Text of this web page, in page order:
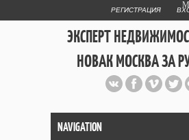
РЕГИСТРАЦИЯ
ЭКСПЕРТ
НОВАК МОСКВА ЗА
Публичный сайт
web дизайнера+7 903
NAVIGATION